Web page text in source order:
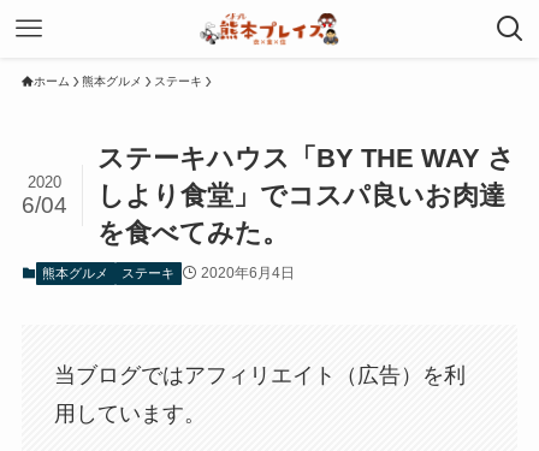
ホーム 熊本グルメ ステーキ
ステーキハウス「BY THE WAY さ
しより食堂」でコスパ良いお肉達
を食べてみた。
2020
6/04
熊本グルメ ステーキ 2020年6月4日
当ブログではアフィリエイト（広告）を利
用しています。